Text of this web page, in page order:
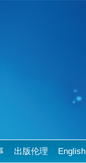
出版伦理 English